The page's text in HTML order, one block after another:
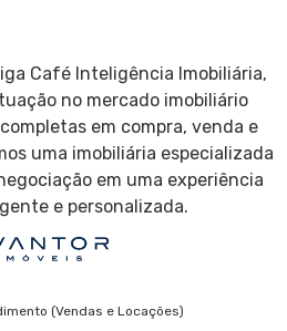
Café Inteligência Imobiliária,
no mercado imobiliário
em compra, venda e
uma imobiliária especializada
em uma experiência
e personalizada.
(Vendas e Locações)